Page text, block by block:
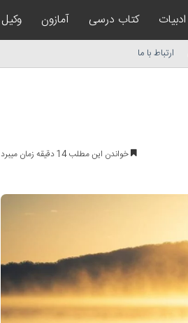
ادبیات کتاب درسی آمازون وکیل
ارتباط با ما
خواندن این مطلب 14 دقیقه زمان میبرد